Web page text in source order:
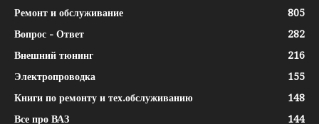
Ремонт и обслуживание
805
Вопрос - Ответ
282
Внешний тюнинг
216
Электропроводка
155
Книги по ремонту и тех.обслуживанию
148
Все про ВАЗ
144